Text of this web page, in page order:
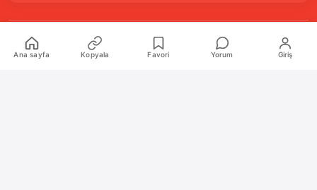
Kurumsal
Ana sayfa Kopyala Favori Yorum Giriş